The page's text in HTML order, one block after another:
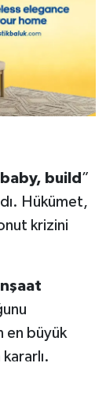
build ”
Hükümet,
krizini
en büyük